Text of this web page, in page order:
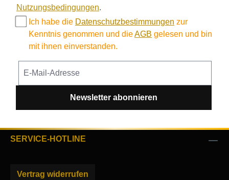
Nutzungsbedingungen.
Ich habe die Datenschutzbestimmungen zur
Kenntnis genommen und dieAGB gelesen und bin
mit ihnen einverstanden.
Newsletter abonnieren
SERVICE-HOTLINE
Vertrag widerrufen